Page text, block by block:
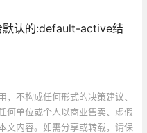
默认的:default-active结
不构成任何形式的决策建议、
何单位或个人以商业售卖、虚假
文内容。如需分享或转载，请保